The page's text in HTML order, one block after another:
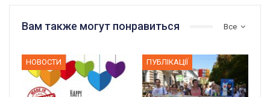
Все
Вам также могут понравиться
НОВОСТИ ПУБЛІКАЦІЇ